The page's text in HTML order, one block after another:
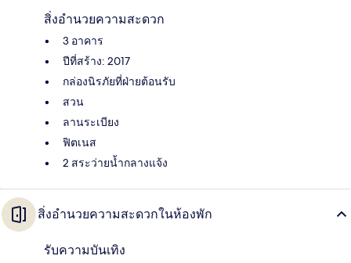
สิ่งอำนวยความสะดวก
3 อาคาร
ปีที่สร้าง: 2017
กล่องนิรภัยที่ฝ่ายต้อนรับ
สวน
ลานระเบียง
ฟิตเนส
2 สระว่ายน้ำกลางแจ้ง
สิ่งอำนวยความสะดวกในห้องพัก
รับความบันเทิง